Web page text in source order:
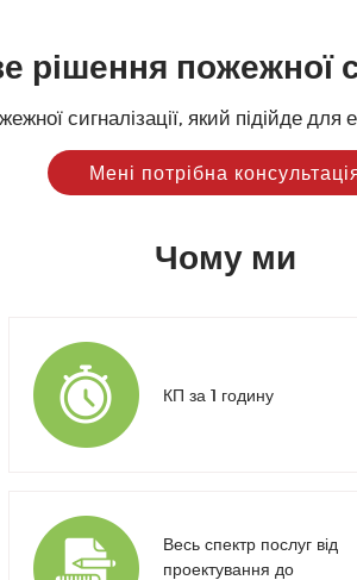
рішення пожежної
сигналізації, який підійде для
Мені потрібна
Чому ми
КП за 1 годину
Весь спектр послуг від
проектування до